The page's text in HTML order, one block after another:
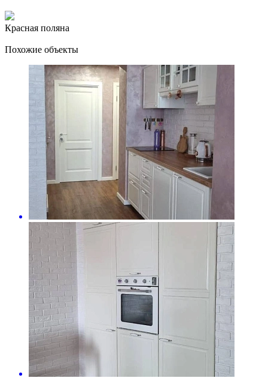
Красная поляна
Похожие объекты